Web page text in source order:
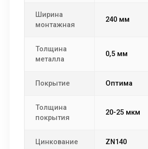
Ширина
монтажная
240 мм
Толщина
металла
0,5 мм
Покрытие Оптима
Толщина
покрытия
20-25 мкм
Цинкование ZN140